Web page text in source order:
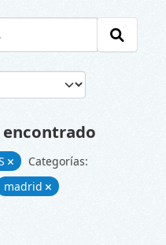
Categorías:
madrid